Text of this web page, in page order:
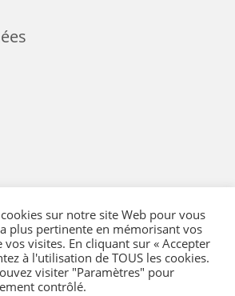
générales de vente
sur notre site Web pour vous
plus pertinente en mémorisant vos
vos visites. En cliquant sur « Accepter
à l'utilisation de TOUS les cookies.
visiter "Paramètres" pour
contrôlé.